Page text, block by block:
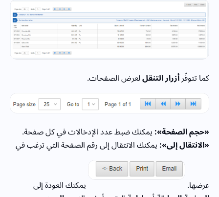
كما تتوفّرأزرار التنقللعرض الصفحات.
«حجم الصفحة»:يمكنك ضبط عدد الإدخالات في كل صفحة.
«الانتقال إلى»:يمكنك الانتقال إلى رقم الصفحة التي ترغب في
عرضها. يمكنك العودة إلى